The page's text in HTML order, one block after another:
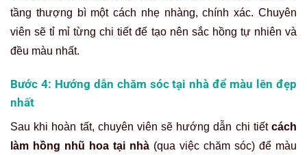
tầng thượng bì một cách nhẹ nhàng, chính xác. Chuyên
viên sẽ tỉ mỉ từng chi tiết để tạo nên sắc hồng tự nhiên và
đều màu nhất.
Bước 4: Hướng dẫn chăm sóc tại nhà để màu lên đẹp
nhất
Sau khi hoàn tất, chuyên viên sẽ hướng dẫn chi tiết cách
làm hồng nhũ hoa tại nhà (qua việc chăm sóc) để màu